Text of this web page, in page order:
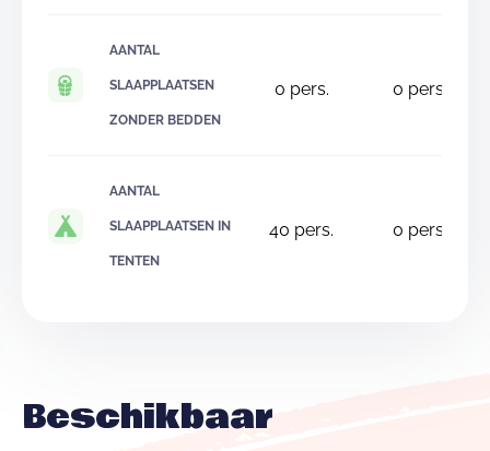
AANTAL
SLAAPPLAATSEN
ZONDER BEDDEN
0 pers. 0 pers.
AANTAL
SLAAPPLAATSEN IN
TENTEN
40 pers. 0 pers.
Beschikbaar